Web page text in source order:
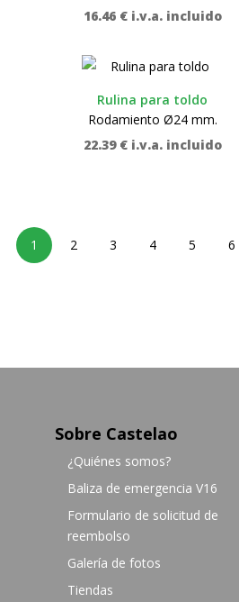
16.46 € i.v.a. incluido
Rulina para toldo
Rodamiento Ø24 mm.
22.39 € i.v.a. incluido
1 2 3 4 5 6
Sobre Castelao
¿Quiénes somos?
Baliza de emergencia V16
Formulario de solicitud de
reembolso
Galería de fotos
Tiendas